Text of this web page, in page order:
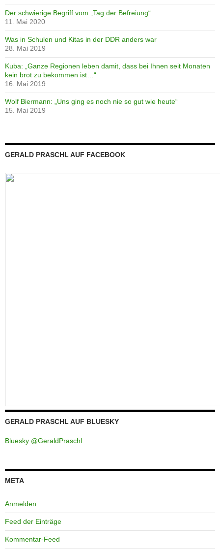
Der schwierige Begriff vom „Tag der Befreiung“
11. Mai 2020
Was in Schulen und Kitas in der DDR anders war
28. Mai 2019
Kuba: „Ganze Regionen leben damit, dass bei Ihnen seit Monaten
kein brot zu bekommen ist…“
16. Mai 2019
Wolf Biermann: „Uns ging es noch nie so gut wie heute“
15. Mai 2019
GERALD PRASCHL AUF FACEBOOK
GERALD PRASCHL AUF BLUESKY
Bluesky @GeraldPraschl
META
Anmelden
Feed der Einträge
Kommentar-Feed